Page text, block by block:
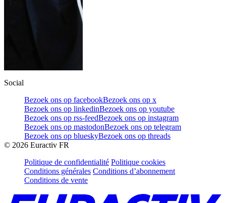
Social
Bezoek ons op facebookBezoek ons op x
Bezoek ons op linkedinBezoek ons op youtube
Bezoek ons op rss-feedBezoek ons op instagram
Bezoek ons op mastodonBezoek ons op telegram
Bezoek ons op blueskyBezoek ons op threads
© 2026 Euractiv FR
Politique de confidentialité Politique cookies
Conditions générales Conditions d’abonnement
Conditions de vente